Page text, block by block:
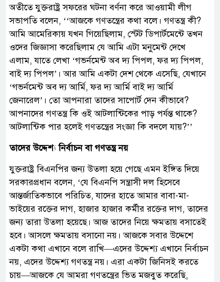
অতীতে যুক্তরাষ্ট্র সফরের ঘটনা বর্ণনা করে আওয়ামী লীগ
সভাপতি বলেন, ‘‘আজকে গণতন্ত্রের কথা বলে। গণতন্ত্র কী?
আমি আমেরিকায় যখন গিয়েছিলাম, স্টেট ডিপার্টমেন্টে তখন
‍ওদের জিজ্ঞাসা করেছিলাম যে আমি এটা মনুমেন্ট দেখে
এলাম, যাতে লেখা ‘গভর্নমেন্ট অব দ্য পিপল, ফর দ্য পিপল,
বাই দ্য পিপল’। আর আমি একটা দেশ থেকে এসেছি, যেখানে
‘গভর্নমেন্ট অব দ্য আর্মি, ফর দ্য আর্মি বাই দ্য আর্মি
জেনারেল’। তো আপনারা তাদের সাপোর্ট দেন কীভাবে?
আপনাদের গণতন্ত্র কি ওই আটলান্টিকের পাড় পর্যন্ত থাকে?
আটলান্টিক পার হলেই গণতন্ত্রের সংজ্ঞা কি বদলে যায়?’’
তাদের উদ্দেশ্য নির্বাচন বা গণতন্ত্র নয়
যুক্তরাষ্ট্র বিএনপির জন্য উতলা হয়ে গেছে এমন ইঙ্গিত দিয়ে
সরকারপ্রধান বলেন, ‘যে বিএনপি সন্ত্রাসী দল হিসেবে
আন্তর্জাতিকভাবে পরিচিত, যাদের হাতে আমার বাবা-মা-
ভাইয়ের রক্তের দাগ, হাজার হাজার কর্মীর রক্তের দাগ, তাদের
জন্য তারা উতলা হয়েছে। আজ তাদের নিয়ে ক্ষমতায় বসাতেই
হবে। আসলে ক্ষমতায় বসানো নয়। আজকে সবার উদ্দেশে
একটা কথা এখানে বলে রাখি—এদের উদ্দেশ্য এখানে নির্বাচন
নয়, এদের উদ্দেশ্য গণতন্ত্র নয়। এরা একটা জিনিসই করতে
চায়—আজকে যে আমরা গণতন্ত্রের ভিত মজবুত করেছি,